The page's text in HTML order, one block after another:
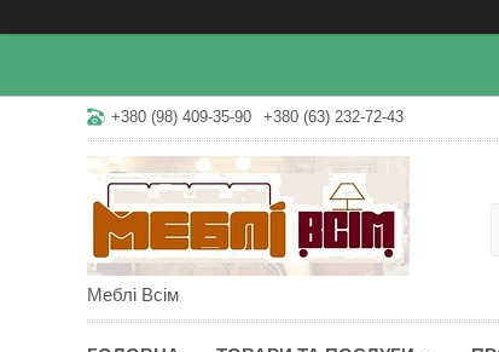
+380 (98) 409-35-90 +380 (63) 232-72-43
Меблі Всім